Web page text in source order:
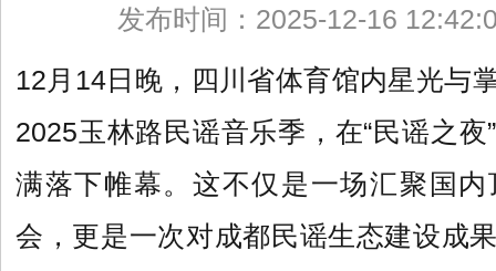
发布时间：2025-12-16
12月14日晚，四川省体育馆内星光与
2025玉林路民谣音乐季，在“民谣之
满落下帷幕。这不仅是一场汇聚国
会，更是一次对成都民谣生态建设成